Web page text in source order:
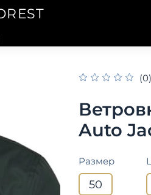
(0)
Auto
Размер
50